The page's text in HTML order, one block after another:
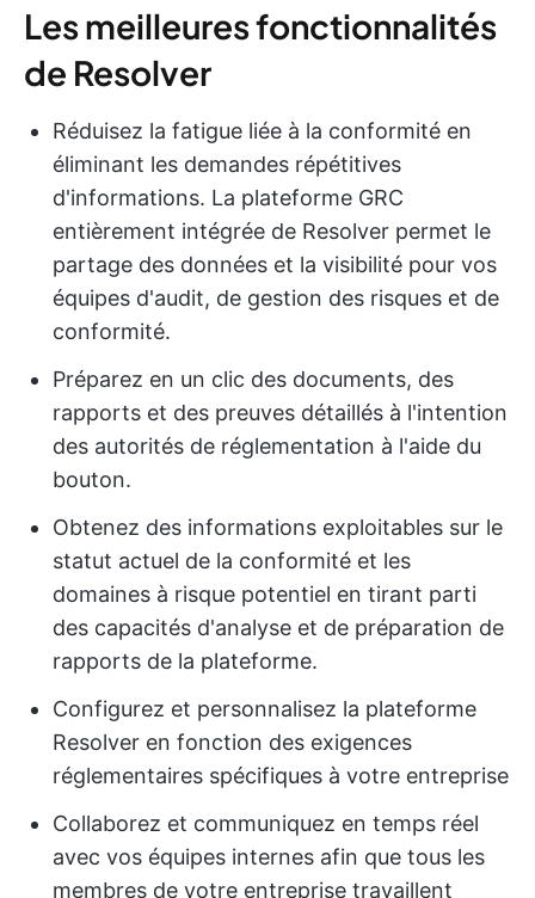
Les meilleures fonctionnalités
de Resolver
Réduisez la fatigue liée à la conformité en
éliminant les demandes répétitives
d'informations. La plateforme GRC
entièrement intégrée de Resolver permet le
partage des données et la visibilité pour vos
équipes d'audit, de gestion des risques et de
conformité.
Préparez en un clic des documents, des
rapports et des preuves détaillés à l'intention
des autorités de réglementation à l'aide du
bouton.
Obtenez des informations exploitables sur le
statut actuel de la conformité et les
domaines à risque potentiel en tirant parti
des capacités d'analyse et de préparation de
rapports de la plateforme.
Configurez et personnalisez la plateforme
Resolver en fonction des exigences
réglementaires spécifiques à votre entreprise
Collaborez et communiquez en temps réel
avec vos équipes internes afin que tous les
membres de votre entreprise travaillent